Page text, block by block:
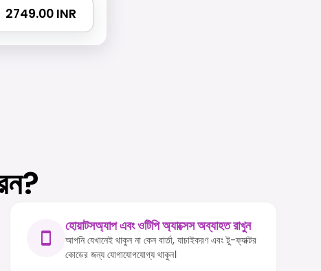
₹ 2749.00 INR
হোয়াটসঅ্যাপ এবং ওটিপি অ্যাক্সেস অব্যাহত রাখুন
আপনি যেখানেই থাকুন না কেন বার্তা, যাচাইকরণ এবং টু-ফ্যাক্টর
কোডের জন্য যোগাযোগযোগ্য থাকুন।